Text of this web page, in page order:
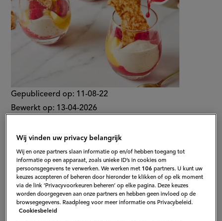
Gepubliceerd op: 11-08-22
Bewerkt op: 13-04-2026
Wij vinden uw privacy belangrijk
Wij en onze partners slaan informatie op en/of hebben toegang tot
informatie op een apparaat, zoals unieke ID’s in cookies om
persoonsgegevens te verwerken. We werken met 106 partners. U kunt uw
keuzes accepteren of beheren door hieronder te klikken of op elk moment
via de link ‘Privacyvoorkeuren beheren’ op elke pagina. Deze keuzes
worden doorgegeven aan onze partners en hebben geen invloed op de
browsegegevens. Raadpleeg voor meer informatie ons Privacybeleid.
Cookiesbeleid